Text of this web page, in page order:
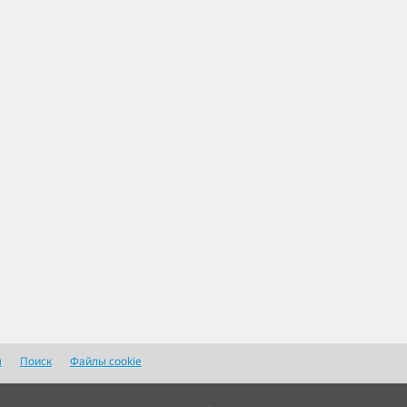
Поиск Файлы cookie